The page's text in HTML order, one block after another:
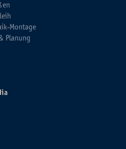
Montage
Planung